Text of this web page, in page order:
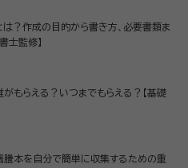
？作成の目的から書き方、必要書類ま
士監修】
もらえる？いつまでもらえる？【基礎
謄本を自分で簡単に収集するための重